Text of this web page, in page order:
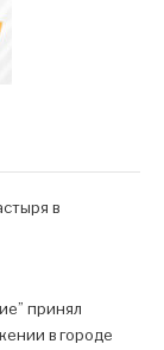
в
принял
в городе